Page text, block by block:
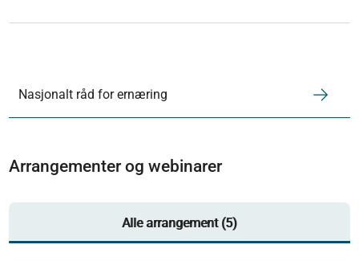
Nasjonalt råd for ernæring
Arrangementer og webinarer
Alle arrangement (5)